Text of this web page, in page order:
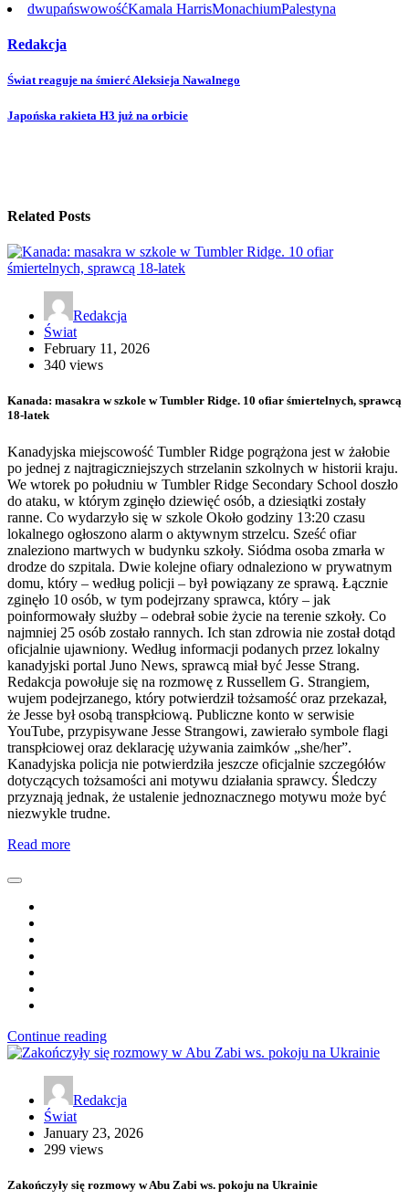
dwupańswowośćKamala HarrisMonachiumPalestyna
Redakcja
Post
navigation
Świat reaguje na śmierć Aleksieja Nawalnego
Japońska rakieta H3 już na orbicie
Related Posts
Redakcja
Świat
February 11, 2026
340 views
Kanada: masakra w szkole w Tumbler Ridge. 10 ofiar śmiertelnych, sprawcą
18-latek
Kanadyjska miejscowość Tumbler Ridge pogrążona jest w żałobie
po jednej z najtragiczniejszych strzelanin szkolnych w historii kraju.
We wtorek po południu w Tumbler Ridge Secondary School doszło
do ataku, w którym zginęło dziewięć osób, a dziesiątki zostały
ranne. Co wydarzyło się w szkole Około godziny 13:20 czasu
lokalnego ogłoszono alarm o aktywnym strzelcu. Sześć ofiar
znaleziono martwych w budynku szkoły. Siódma osoba zmarła w
drodze do szpitala. Dwie kolejne ofiary odnaleziono w prywatnym
domu, który – według policji – był powiązany ze sprawą. Łącznie
zginęło 10 osób, w tym podejrzany sprawca, który – jak
poinformowały służby – odebrał sobie życie na terenie szkoły. Co
najmniej 25 osób zostało rannych. Ich stan zdrowia nie został dotąd
oficjalnie ujawniony. Według informacji podanych przez lokalny
kanadyjski portal Juno News, sprawcą miał być Jesse Strang.
Redakcja powołuje się na rozmowę z Russellem G. Strangiem,
wujem podejrzanego, który potwierdził tożsamość oraz przekazał,
że Jesse był osobą transpłciową. Publiczne konto w serwisie
YouTube, przypisywane Jesse Strangowi, zawierało symbole flagi
transpłciowej oraz deklarację używania zaimków „she/her”.
Kanadyjska policja nie potwierdziła jeszcze oficjalnie szczegółów
dotyczących tożsamości ani motywu działania sprawcy. Śledczy
przyznają jednak, że ustalenie jednoznacznego motywu może być
niezwykle trudne.
Read more
Continue reading
Redakcja
Świat
January 23, 2026
299 views
Zakończyły się rozmowy w Abu Zabi ws. pokoju na Ukrainie